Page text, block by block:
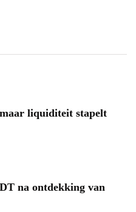
liquiditeit stapelt
na ontdekking van